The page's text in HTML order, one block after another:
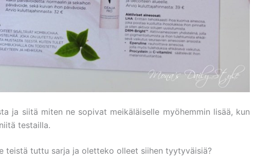
ja siitä miten ne sopivat meikäläiselle myöhemmin lisää, kun
testailla.
teistä tuttu sarja ja oletteko olleet siihen tyytyväisiä?